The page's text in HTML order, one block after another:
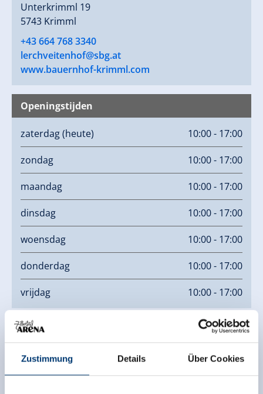
Zustimmung Details Über Cookies
Unterkrimml 19
5743 Krimml
+43 664 768 3340
lerchveitenhof@sbg.at
www.bauernhof-krimml.com
Openingstijden
zaterdag(heute) 10:00 - 17:00
zondag 10:00 - 17:00
maandag 10:00 - 17:00
dinsdag 10:00 - 17:00
woensdag 10:00 - 17:00
donderdag 10:00 - 17:00
vrijdag 10:00 - 17:00